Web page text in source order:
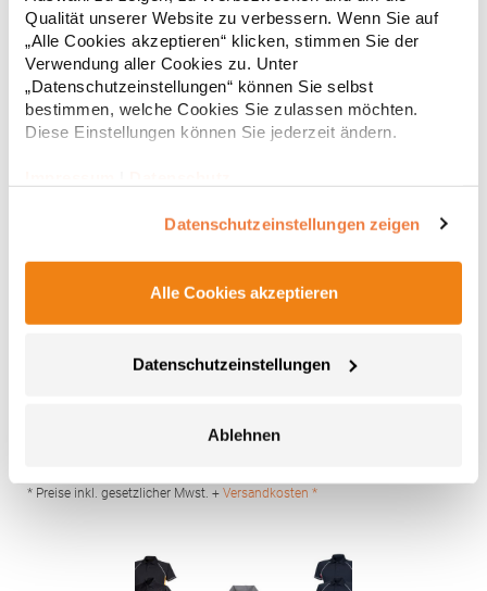
Qualität unserer Website zu verbessern. Wenn Sie auf
„Alle Cookies akzeptieren“ klicken, stimmen Sie der
Verwendung aller Cookies zu. Unter
„Datenschutzeinstellungen“ können Sie selbst
bestimmen, welche Cookies Sie zulassen möchten.
Diese Einstellungen können Sie jederzeit ändern.
Datenschutzeinstellungen zeigen
Alle Cookies akzeptieren
Datenschutzeinstellungen
Ablehnen
Bratislava Slowakei E-Mail: sales@resultclothing.com
* Preise inkl. gesetzlicher Mwst. +Versandkosten *
JC001J Just Cool Kinder Sportshirt Trainingsshirt mit
Just Cool Neoteric-Material für bessere Feuchtigkeitsaufnahme
>30Grammatur: 140 g/m²Materialzusammensetzung: 100%
Niederlande E-Mail: info@norty.com
* Preise inkl. gesetzlicher Mwst. + Versandkosten *